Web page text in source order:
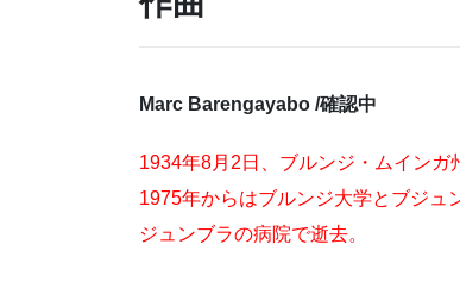
Marc Barengayabo /確認中
1934年8月2日、ブルンジ・ムインガ
1975年からはブルンジ大学とブジュ
ジュンブラの病院で逝去。